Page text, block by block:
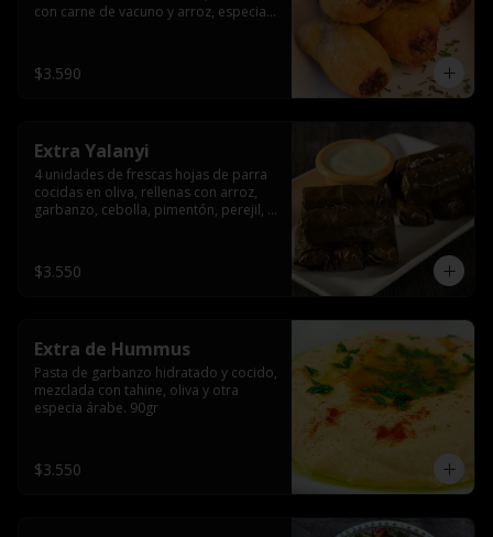
con carne de vacuno y arroz, especia
$3.590
Extra Yalanyi
4 unidades de frescas hojas de parra
cocidas en oliva, rellenas con arroz,
garbanzo, cebolla, pimentón, perejil,
$3.550
Extra de Hummus
Pasta de garbanzo hidratado y cocido,
mezclada con tahine, oliva y otra
especia árabe. 90gr
$3.550